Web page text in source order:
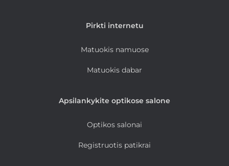
Pirkti internetu
Matuokis namuose
Matuokis dabar
Apsilankykite optikose salone
Optikos salonai
Registruotis patikrai